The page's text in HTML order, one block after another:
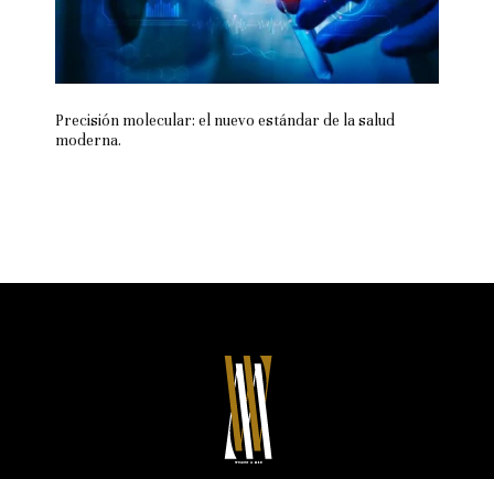
Precisión molecular: el nuevo estándar de la salud
moderna.